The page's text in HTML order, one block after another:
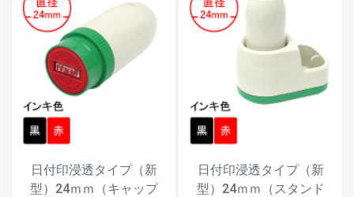
日付印浸透タイプ（新
型）24ｍｍ（キャップ
日付印浸透タイプ（新
型）24ｍｍ（スタンド